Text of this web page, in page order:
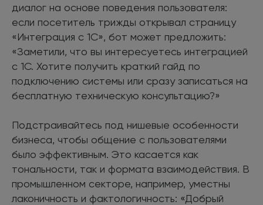
диалог на основе поведения пользователя:
если посетитель трижды открывал страницу
«Интеграция с 1С», бот может предложить:
«Заметили, что вы интересуетесь интеграцией
с 1С. Хотите получить краткий гайд по
подключению системы или сразу записаться на
бесплатную техническую консультацию?»
Подстраивайтесь под нишевые особенности
бизнеса, чтобы общение с пользователями
было эффективным. Это касается как
тональности, так и формата взаимодействия. В
промышленном секторе, например, уместны
лаконичность и фактологичность: «Добрый